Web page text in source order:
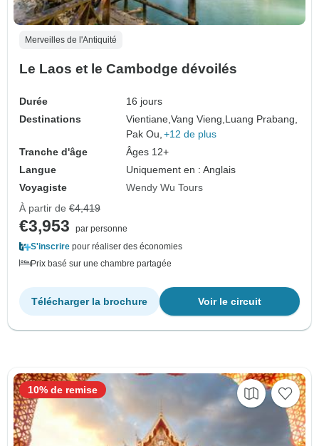
Merveilles de l'Antiquité
Le Laos et le Cambodge dévoilés
Durée
16 jours
Destinations
Vientiane,Vang Vieng, Luang Prabang,
Pak Ou, +12 de plus
Tranche d'âge
Âges 12+
Langue
Uniquement en : Anglais
Voyagiste
Wendy Wu Tours
À partir de €4,419
€3,953
par personne
S'inscrire pour réaliser des économies
Prix basé sur une chambre partagée
Voir le circuit
Télécharger la brochure
10% de remise